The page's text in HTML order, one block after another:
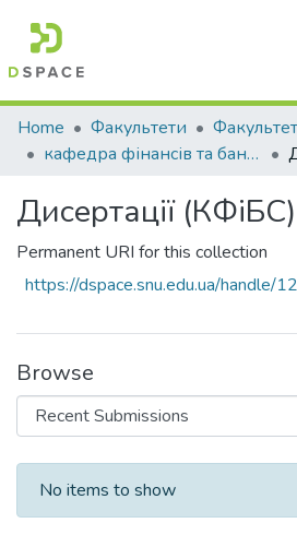
Communities & Collections
All of DSpace
Statistics
Home Факультети
кафедра фінансів та банківської справи
Дисертації (КФіБС)
Permanent URI for this collection
https://dspace.snu.edu.ua/handle/
Browse
Recent Submissions
No items to show